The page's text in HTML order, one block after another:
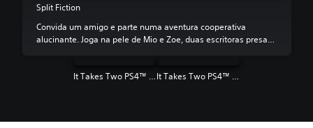
Split Fiction
Convida um amigo e parte numa aventura cooperativa
alucinante. Joga na pele de Mio e Zoe, duas escritoras presas
It Takes Two PS4™ e PS5™
It Takes Two PS4™ e PS5™